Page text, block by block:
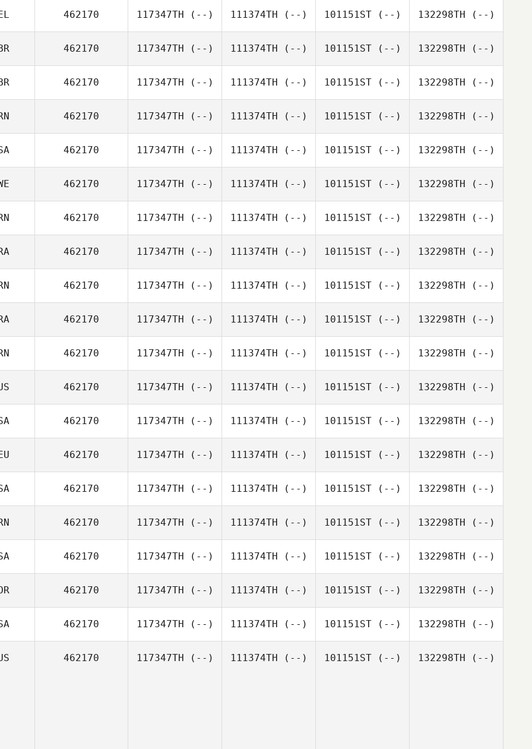
462170 117347TH (--) 111374TH (--) 101151ST(--) 132298TH (--)
462170 117347TH (--) 111374TH (--) 101151ST(--) 132298TH (--)
462170 117347TH (--) 111374TH (--) 101151ST(--) 132298TH (--)
462170 117347TH (--) 111374TH (--) 101151ST(--) 132298TH (--)
462170 117347TH (--) 111374TH (--) 101151ST(--) 132298TH (--)
462170 117347TH (--) 111374TH (--) 101151ST(--) 132298TH (--)
462170 117347TH (--) 111374TH (--) 101151ST(--) 132298TH (--)
462170 117347TH (--) 111374TH (--) 101151ST(--) 132298TH (--)
462170 117347TH (--) 111374TH (--) 101151ST(--) 132298TH (--)
462170 117347TH (--) 111374TH (--) 101151ST(--) 132298TH (--)
462170 117347TH (--) 111374TH (--) 101151ST(--) 132298TH (--)
462170 117347TH (--) 111374TH (--) 101151ST(--) 132298TH (--)
462170 117347TH (--) 111374TH (--) 101151ST(--) 132298TH (--)
462170 117347TH (--) 111374TH (--) 101151ST(--) 132298TH (--)
462170 117347TH (--) 111374TH (--) 101151ST(--) 132298TH (--)
462170 117347TH (--) 111374TH (--) 101151ST(--) 132298TH (--)
462170 117347TH (--) 111374TH (--) 101151ST(--) 132298TH (--)
462170 117347TH (--) 111374TH (--) 101151ST(--) 132298TH (--)
462170 117347TH (--) 111374TH (--) 101151ST(--) 132298TH (--)
462170 117347TH (--) 111374TH (--) 101151ST(--) 132298TH (--)